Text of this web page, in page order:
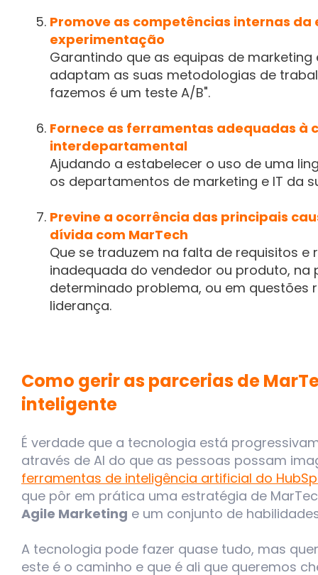
Promove as competências internas
experimentação
Garantindo que as equipas de
adaptam as suas metodologias de
fazemos é um teste A/B".
Fornece as ferramentas adequadas à
interdepartamental
Ajudando a estabelecer o uso de uma
os departamentos de marketing e IT da
Previne a ocorrência das principais
dívida com MarTech
Que se traduzem na falta de requisitos e
inadequada do vendedor ou produto, na
determinado problema, ou em questões
liderança.
Como gerir as parcerias de
inteligente
É verdade que a tecnologia está
através de AI do que as pessoas possam
ferramentas de inteligência artificial do
que pôr em prática uma estratégia de
Agile Marketing e um conjunto de
A tecnologia pode fazer quase tudo, mas
este é o caminho e que é ali que queremos